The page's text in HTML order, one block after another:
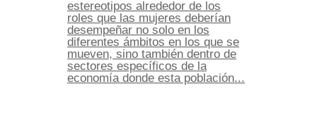
estereotipos alrededor de los
roles que las mujeres deberían
desempeñar no solo en los
diferentes ámbitos en los que se
mueven, sino también dentro de
sectores específicos de la
economía donde esta población...